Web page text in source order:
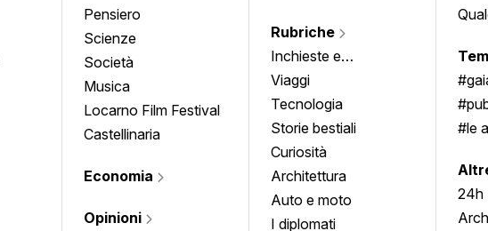
Pensiero
Scienze
Società
Musica
Locarno Film Festival
Castellinaria
Economia
Opinioni
Rubriche
Inchieste e
approfondimenti
Viaggi
Tecnologia
Storie bestiali
Curiosità
Architettura
Auto e moto
I diplomati
#le
24h